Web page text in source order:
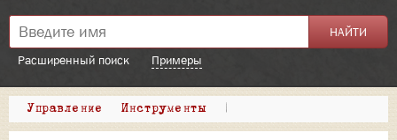
Расширенный поиск Примеры
Управление Инструменты |